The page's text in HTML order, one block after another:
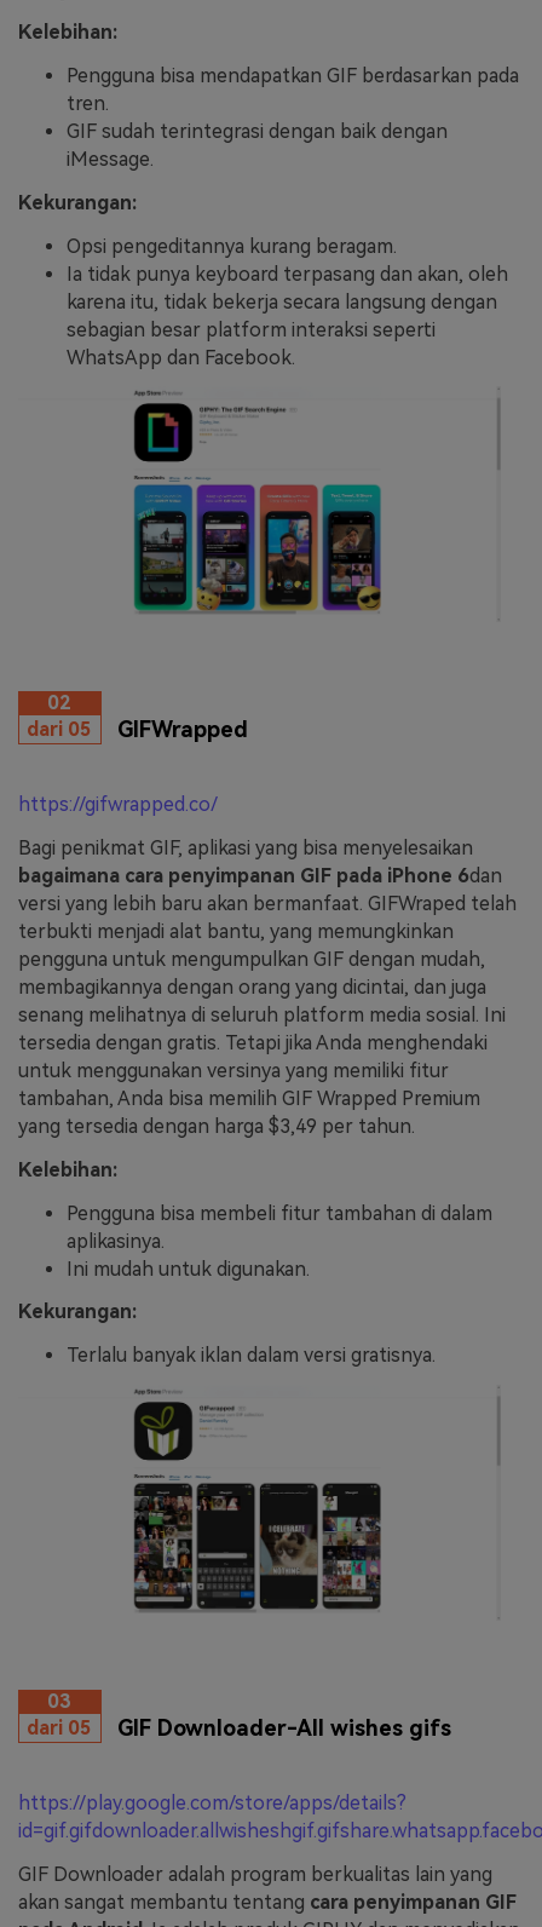
Kelebihan:
Pengguna bisa mendapatkan GIF berdasarkan pada
tren.
GIF sudah terintegrasi dengan baik dengan
iMessage.
Kekurangan:
Opsi pengeditannya kurang beragam.
Ia tidak punya keyboard terpasang dan akan, oleh
karena itu, tidak bekerja secara langsung dengan
sebagian besar platform interaksi seperti
WhatsApp dan Facebook.
02
dari 05
GIFWrapped
https://gifwrapped.co/
Bagi penikmat GIF, aplikasi yang bisa menyelesaikan
bagaimana cara penyimpanan GIF pada iPhone 6dan
versi yang lebih baru akan bermanfaat. GIFWraped telah
terbukti menjadi alat bantu, yang memungkinkan
pengguna untuk mengumpulkan GIF dengan mudah,
membagikannya dengan orang yang dicintai, dan juga
senang melihatnya di seluruh platform media sosial. Ini
tersedia dengan gratis. Tetapi jika Anda menghendaki
untuk menggunakan versinya yang memiliki fitur
tambahan, Anda bisa memilih GIF Wrapped Premium
yang tersedia dengan harga $3,49 per tahun.
Kelebihan:
Pengguna bisa membeli fitur tambahan di dalam
aplikasinya.
Ini mudah untuk digunakan.
Kekurangan:
Terlalu banyak iklan dalam versi gratisnya.
03
dari 05
GIF Downloader-All wishes gifs
https://play.google.com/store/apps/details?
GIF Downloader adalah program berkualitas lain yang
akan sangat membantu tentang cara penyimpanan GIF